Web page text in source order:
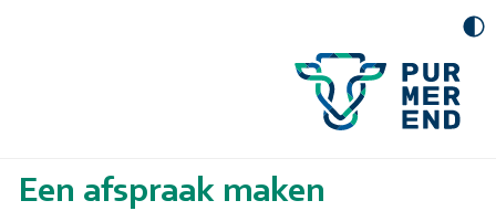
Een afspraak maken